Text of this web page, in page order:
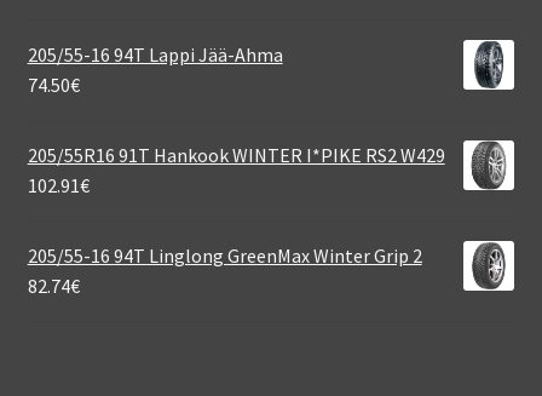
205/55-16 94T Lappi Jää-Ahma
74.50€
205/55R16 91T Hankook WINTER I*PIKE RS2 W429
102.91€
205/55-16 94T Linglong GreenMax Winter Grip 2
82.74€